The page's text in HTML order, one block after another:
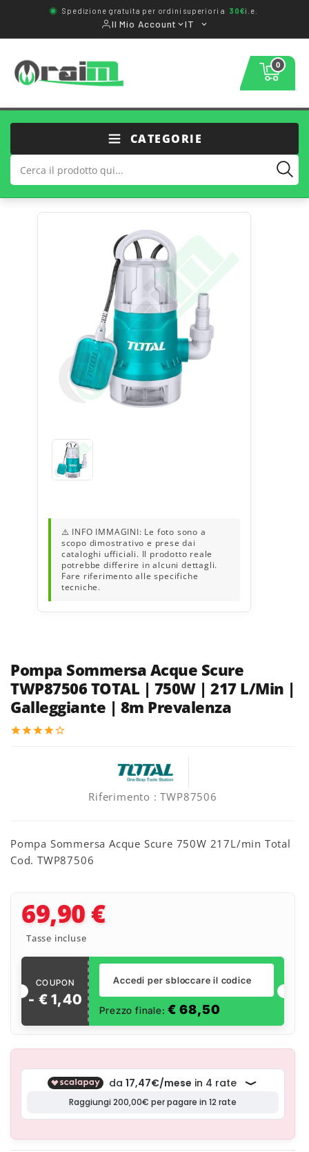
Spedizione gratuita per ordini superiori a 30€i.e.
Il Mio Account IT
0
CATEGORIE
Pompa Sommersa Acque Scure
TWP87506 TOTAL | 750W | 217 L/min |
Galleggiante | 8m Prevalenza
starstarstarstarstar_border
Riferimento : TWP87506
Pompa Sommersa Acque Scure 750W 217L/min Total
Cod. TWP87506
69,90 €
Tasse incluse
COUPON
- €1,40
Accedi per sbloccare il codice
Prezzo finale:€68,50